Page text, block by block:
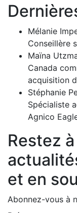
Mélanie
Conseillère
Maïna
Canada
acquisition
Stéphanie
Spécialiste
Agnico
Restez
et en
Abonnez-vous à